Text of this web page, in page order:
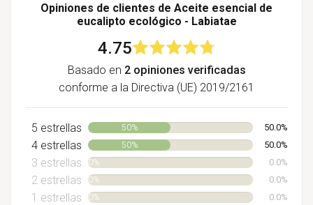
Opiniones de clientes de Aceite esencial de
eucalipto ecológico - Labiatae
4.75
Basado en 2 opiniones verificadas
conforme a la Directiva (UE) 2019/2161
5 estrellas 50% 50.0%
4 estrellas 50% 50.0%
3 estrellas 0% 0.0%
2 estrellas 0% 0.0%
1 estrellas 0% 0.0%